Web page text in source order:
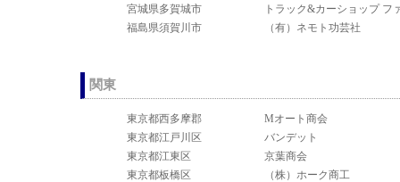
宮城県多賀城市
トラック&カーショップ フ
福島県須賀川市
（有）ネモト功芸社
関東
東京都西多摩郡
Mオート商会
東京都江戸川区
バンデット
東京都江東区
京葉商会
東京都板橋区
（株）ホーク商工